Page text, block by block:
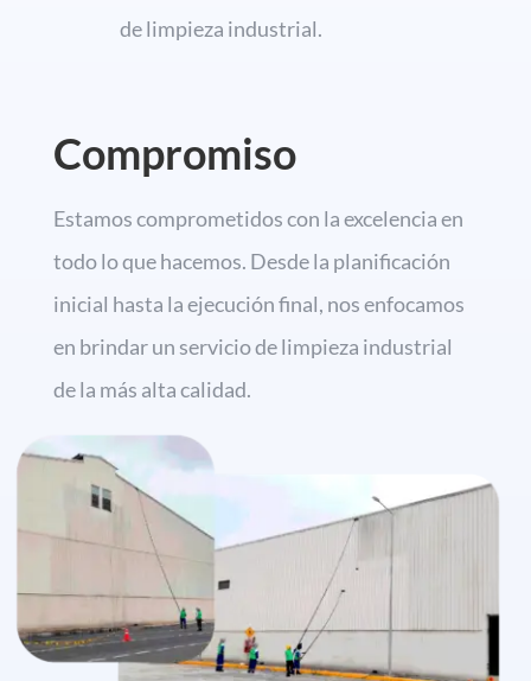
de limpieza industrial.
Compromiso
Estamos comprometidos con la excelencia en
todo lo que hacemos. Desde la planificación
inicial hasta la ejecución final, nos enfocamos
en brindar un servicio de limpieza industrial
de la más alta calidad.